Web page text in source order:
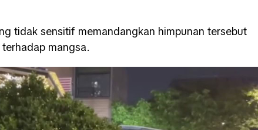
tidak sensitif memandangkan himpunan tersebut
mangsa.